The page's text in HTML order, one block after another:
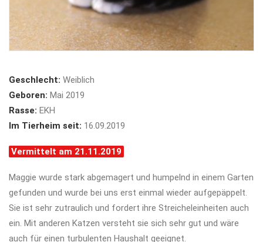
Geschlecht: Weiblich
Geboren: Mai 2019
Rasse: EKH
Im Tierheim seit: 16.09.2019
Vermittelt am 21.11.2019
Maggie wurde stark abgemagert und humpelnd in einem Garten
gefunden und wurde bei uns erst einmal wieder aufgepäppelt.
Sie ist sehr zutraulich und fordert ihre Streicheleinheiten auch
ein. Mit anderen Katzen versteht sie sich sehr gut und wäre
auch für einen turbulenten Haushalt geeignet.